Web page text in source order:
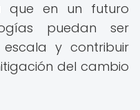
que en un futuro
puedan ser
y contribuir
del cambio